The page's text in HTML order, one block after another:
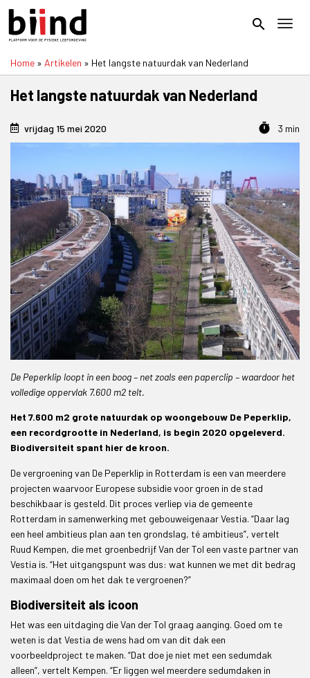
Overslaan
naar
inhoud
search
Home Artikelen Het langste natuurdak van Nederland
Het langste natuurdak van Nederland
vrijdag 15 mei 2020 timer 3 min
De Peperklip loopt in een boog – net zoals een paperclip – waardoor het
volledige oppervlak 7.600 m2 telt.
Het 7.600 m2 grote natuurdak op woongebouw De Peperklip,
een recordgrootte in Nederland, is begin 2020 opgeleverd.
Biodiversiteit spant hier de kroon.
De vergroening van De Peperklip in Rotterdam is een van meerdere
projecten waarvoor Europese subsidie voor groen in de stad
beschikbaar is gesteld. Dit proces verliep via de gemeente
Rotterdam in samenwerking met gebouweigenaar Vestia. “Daar lag
een heel ambitieus plan aan ten grondslag, té ambitieus”, vertelt
Ruud Kempen, die met groenbedrijf Van der Tol een vaste partner van
Vestia is. “Het uitgangspunt was dus: wat kunnen we met dit bedrag
maximaal doen om het dak te vergroenen?”
Biodiversiteit als icoon
Het was een uitdaging die Van der Tol graag aanging. Goed om te
weten is dat Vestia de wens had om van dit dak een
voorbeeldproject te maken. “Dat doe je niet met een sedumdak
alleen”, vertelt Kempen. “Er liggen wel meerdere sedumdaken in